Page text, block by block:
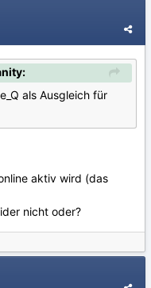
als Ausgleich für
aktiv wird (das
nicht oder?